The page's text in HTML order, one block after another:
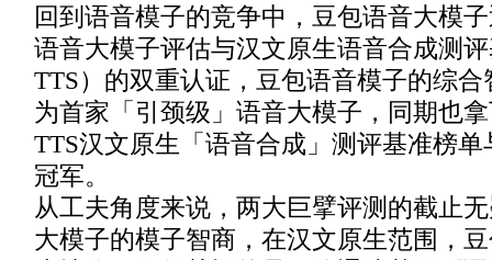
回到语音模子的竞争中，豆包语音大模
语音大模子评估与汉文原生语音合成测
TTS）的双重认证，豆包语音模子的综
为首家「引颈级」语音大模子，同期也
TTS汉文原生「语音合成」测评基准榜
冠军。
从工夫角度来说，两大巨擘评测的截止
大模子的模子智商，在汉文原生范围，